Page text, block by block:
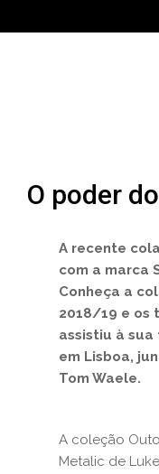
O poder
A recente
com a marca
Conheça a
2018/19 e os
assistiu à
em Lisboa,
Tom Waele.
A coleção
Metalic de